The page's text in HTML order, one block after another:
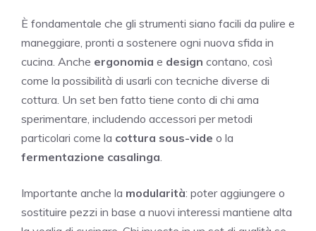
È fondamentale che gli strumenti siano facili da pulire e
maneggiare, pronti a sostenere ogni nuova sfida in
cucina. Anche ergonomia e design contano, così
come la possibilità di usarli con tecniche diverse di
cottura. Un set ben fatto tiene conto di chi ama
sperimentare, includendo accessori per metodi
particolari come la cottura sous-vide o la
fermentazione casalinga
Importante anche la modularità: poter aggiungere o
sostituire pezzi in base a nuovi interessi mantiene alta